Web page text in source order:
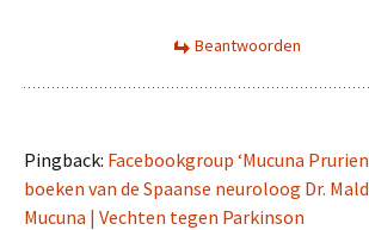
Beantwoorden
Pingback: Facebookgroup ‘Mucuna
boeken van de Spaanse neuroloog Dr.
Mucuna | Vechten tegen Parkinson